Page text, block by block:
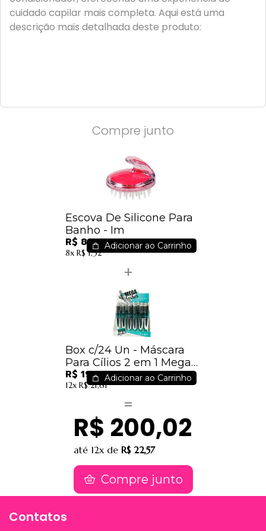
cuidado capilar mais completa. Aqui está uma
descrição mais detalhada deste produto:
Compre junto
Escova De Silicone Para
Banho - Im
R$ 8,50
8x R$ 1,32
Adicionar ao Carrinho
Box c/24 Un - Máscara
Para Cílios 2 em 1 Mega
Lashes - Vivai - 2176.1.1 /
7,98
R$ 191,52
12x R$ 21,61
Adicionar ao Carrinho
R$ 200,02
até 12x de R$ 22,57
Compre junto
Contatos